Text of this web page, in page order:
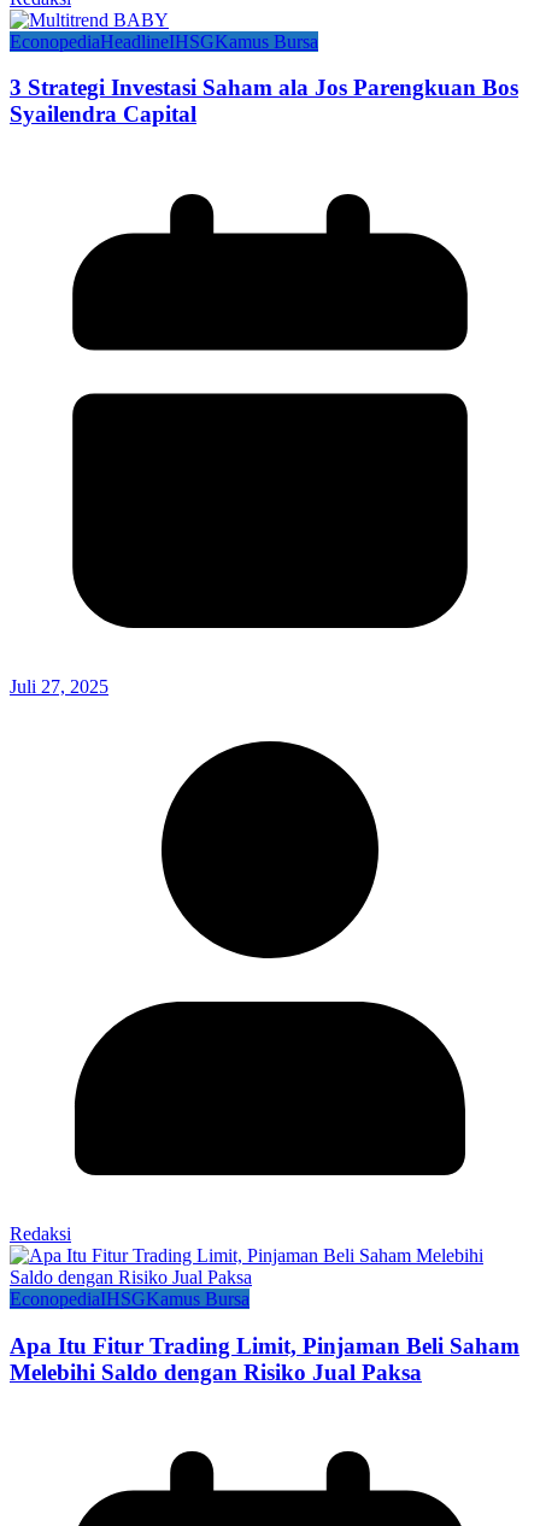
EconopediaHeadlineIHSGKamus Bursa
3 Strategi Investasi Saham ala Jos Parengkuan Bos
Syailendra Capital
Juli 27, 2025
Redaksi
EconopediaIHSGKamus Bursa
Apa Itu Fitur Trading Limit, Pinjaman Beli Saham
Melebihi Saldo dengan Risiko Jual Paksa